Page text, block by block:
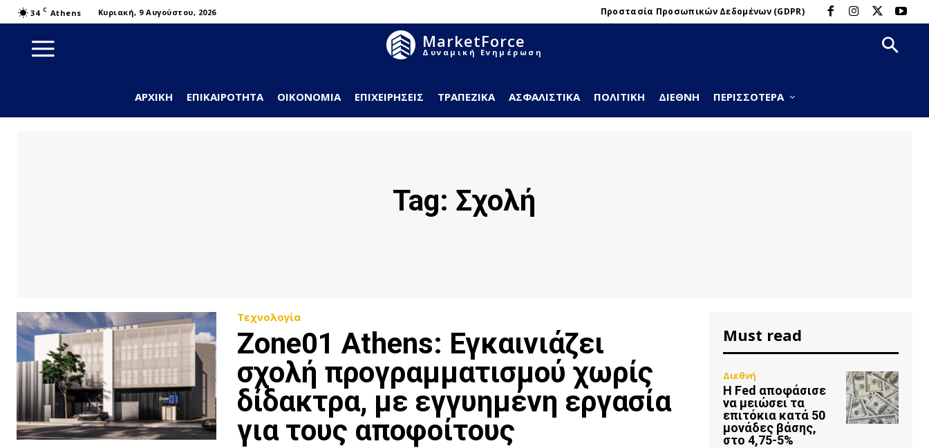
34 C Athens Κυριακή, 9 Αυγούστου, 2026 Προστασία Προσωπικών Δεδομένων (GDPR)
MarketForce
Δυναμική Ενημέρωση
ΑΡΧΙΚΉ ΕΠΙΚΑΙΡΌΤΗΤΑ ΟΙΚΟΝΟΜΊΑ ΕΠΙΧΕΙΡΉΣΕΙΣ ΤΡΑΠΕΖΙΚΆ ΑΣΦΑΛΙΣΤΙΚΆ ΠΟΛΙΤΙΚΉ ΔΙΕΘΝΉ ΠΕΡΙΣΣΌΤΕΡΑ
Tag: Σχολή
Τεχνολογία
Zone01 Athens: Εγκαινιάζει
σχολή προγραμματισμού χωρίς
δίδακτρα, με εγγυημένη εργασία
για τους αποφοίτους
Must read
Διεθνή
Η Fed αποφάσισε
να μειώσει τα
επιτόκια κατά 50
μονάδες βάσης,
στο 4,75-5%